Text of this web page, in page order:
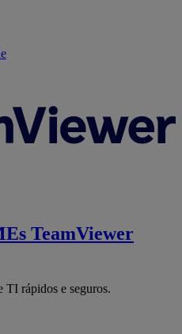
TeamViewer
TI rápidos e seguros.